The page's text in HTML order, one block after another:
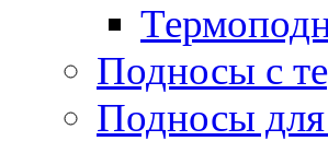
Подносы с
Подносы для